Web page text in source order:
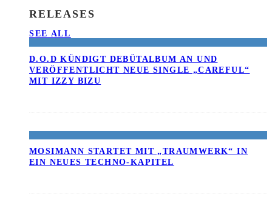
RELEASES
SEE ALL
D.O.D KÜNDIGT DEBÜTALBUM AN UND
VERÖFFENTLICHT NEUE SINGLE „CAREFUL“
MIT IZZY BIZU
MOSIMANN STARTET MIT „TRAUMWERK“ IN
EIN NEUES TECHNO-KAPITEL